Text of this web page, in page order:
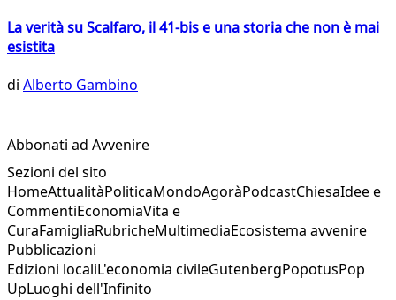
La verità su Scalfaro, il 41-bis e una storia che non è mai
esistita
di Alberto Gambino
Abbonati ad Avvenire
Sezioni del sito
HomeAttualitàPoliticaMondoAgoràPodcastChiesaIdee e
CommentiEconomiaVita e
CuraFamigliaRubricheMultimediaEcosistema avvenire
Pubblicazioni
Edizioni localiL'economia civileGutenbergPopotusPop
UpLuoghi dell'Infinito